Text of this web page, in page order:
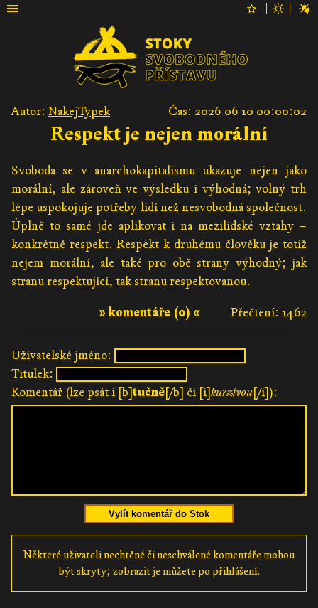
Autor: NakejTypek Čas: 2026-06-10 00:00:02
Respekt je nejen morální
Svoboda se v anarchokapitalismu ukazuje nejen jako
morální, ale zároveň ve výsledku i výhodná; volný trh
lépe uspokojuje potřeby lidí než nesvobodná společnost.
Úplně to samé jde aplikovat i na mezilidské vztahy –
konkrétně respekt. Respekt k druhému člověku je totiž
nejem morální, ale také pro obě strany výhodný; jak
stranu respektující, tak stranu respektovanou.
Přečtení: 1462
» komentáře (0) «
Uživatelské jméno:
Titulek:
Komentář (lze psát i [b]tučně[/b] či [i]kurzívou[/i]):
Vylít komentář do Stok
Některé uživateli nechtěné či neschválené komentáře mohou
být skryty; zobrazit je můžete po přihlášení.